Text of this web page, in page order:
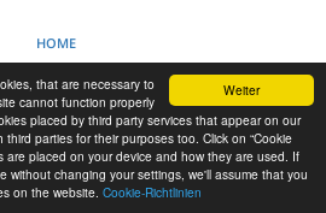
Weiter
that are necessary to
cannot function properly
placed by third party services that appear on our
parties for their purposes too. Click on “Cookie
are placed on your device and how they are used. If
without changing your settings, we'll assume that you
on the website. Cookie-Richtlinien
HOME
RICHTLINIE
MATERIAL